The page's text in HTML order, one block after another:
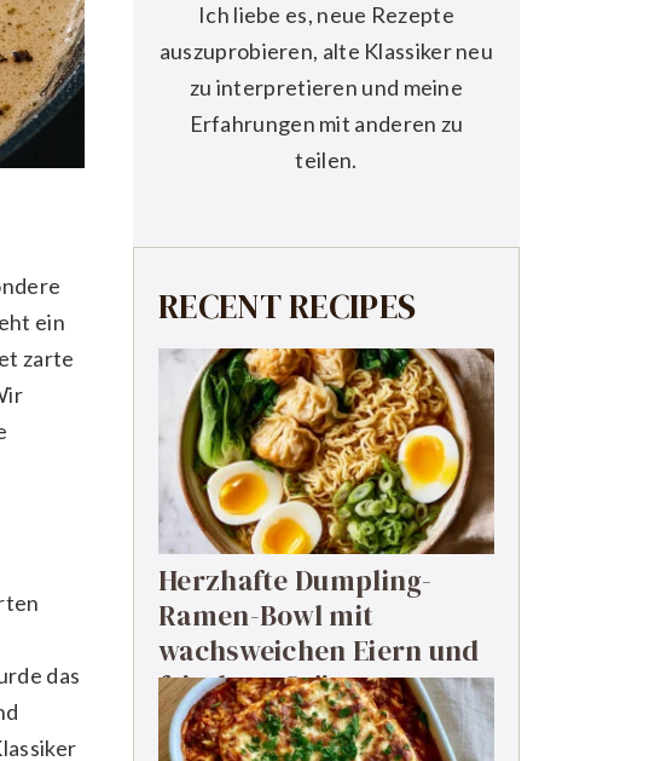
ein
zarte
das
Ich liebe es, neue Rezepte
auszuprobieren, alte Klassiker neu
zu interpretieren und meine
Erfahrungen mit anderen zu
teilen.
RECENT RECIPES
Herzhafte Dumpling-
Ramen-Bowl mit
wachsweichen Eiern und
frischem Grün